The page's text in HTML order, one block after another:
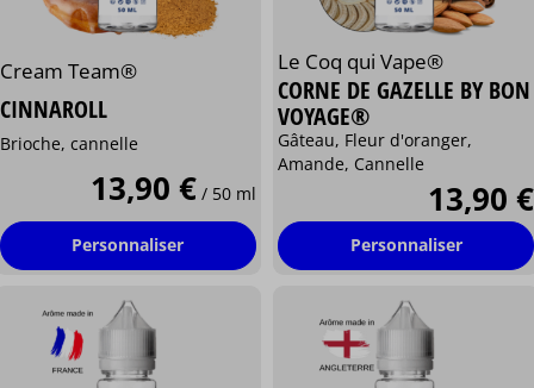
Cream Team®
CINNAROLL
Brioche, cannelle
13,90 € / 50 ml
Personnaliser
Le Coq qui Vape®
CORNE DE GAZELLE BY BON
VOYAGE®
Gâteau, Fleur d'oranger,
Amande, Cannelle
13,90 €
Personnaliser